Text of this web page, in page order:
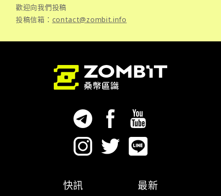
歡迎向我們投稿
投稿信箱： contact@zombit.info
快訊
最新